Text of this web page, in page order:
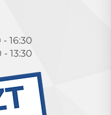
16:30
- 13:30